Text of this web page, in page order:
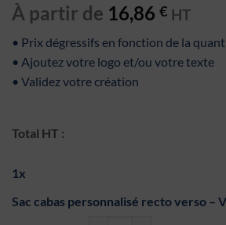
À partir de 16,86 € HT
• Prix dégressifs en fonction de la
• Ajoutez votre logo et/ou votre texte
• Validez votre création
Total HT :
1x
Sac cabas personnalisé recto verso –